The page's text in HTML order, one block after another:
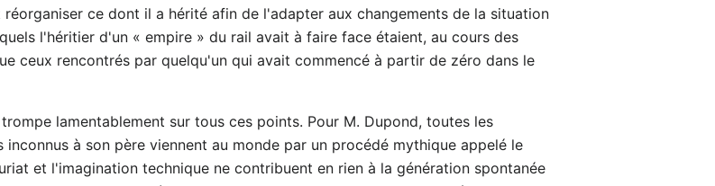
ce dont il a hérité afin de l'adapter aux changements de la situation
l'héritier d'un « empire » du rail avait à faire face étaient, au cours des
ceux rencontrés par quelqu'un qui avait commencé à partir de zéro dans le
lamentablement sur tous ces points. Pour M. Dupond, toutes les
à son père viennent au monde par un procédé mythique appelé le
et l'imagination technique ne contribuent en rien à la génération spontanée